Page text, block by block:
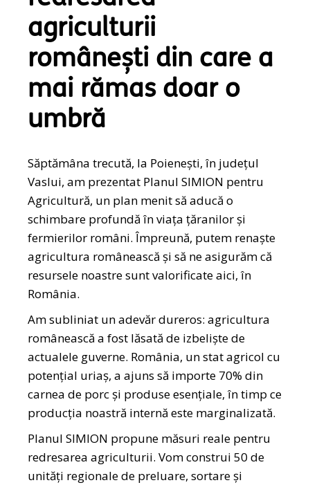
agriculturii
românești din care a
mai rămas doar o
umbră
Săptămâna trecută, la Poienești, în județul
Vaslui, am prezentat Planul SIMION pentru
Agricultură, un plan menit să aducă o
schimbare profundă în viața țăranilor și
fermierilor români. Împreună, putem renaște
agricultura românească și să ne asigurăm că
resursele noastre sunt valorificate aici, în
România.
Am subliniat un adevăr dureros: agricultura
românească a fost lăsată de izbeliște de
actualele guverne. România, un stat agricol cu
potențial uriaș, a ajuns să importe 70% din
carnea de porc și produse esențiale, în timp ce
producția noastră internă este marginalizată.
Planul SIMION propune măsuri reale pentru
redresarea agriculturii. Vom construi 50 de
unități regionale de preluare, sortare și